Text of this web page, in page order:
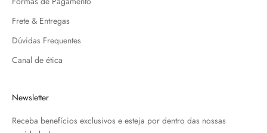
Frete & Entregas
Dúvidas Frequentes
Canal de ética
Newsletter
Receba benefícios exclusivos e esteja por dentro das nossas